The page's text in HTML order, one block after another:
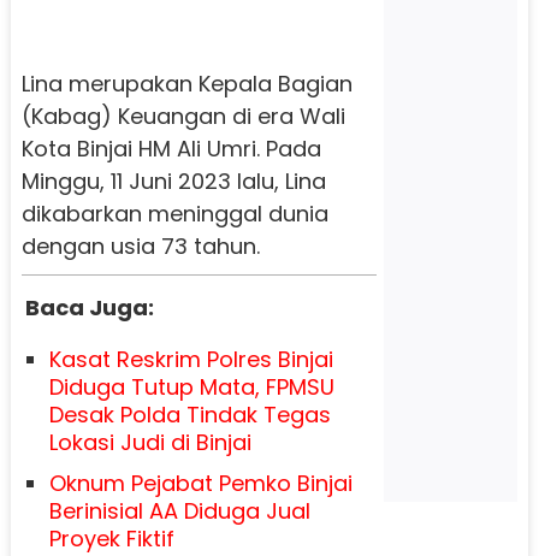
Lina merupakan Kepala Bagian
(Kabag) Keuangan di era Wali
Kota Binjai HM Ali Umri. Pada
Minggu, 11 Juni 2023 lalu, Lina
dikabarkan meninggal dunia
dengan usia 73 tahun.
Baca Juga:
Kasat Reskrim Polres Binjai
Diduga Tutup Mata, FPMSU
Desak Polda Tindak Tegas
Lokasi Judi di Binjai
Oknum Pejabat Pemko Binjai
Berinisial AA Diduga Jual
Proyek Fiktif